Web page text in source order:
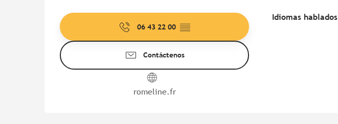
06 43 22 00 ▒▒
Contáctenos
romeline.fr
Idiomas hablados
Idiomas hablados